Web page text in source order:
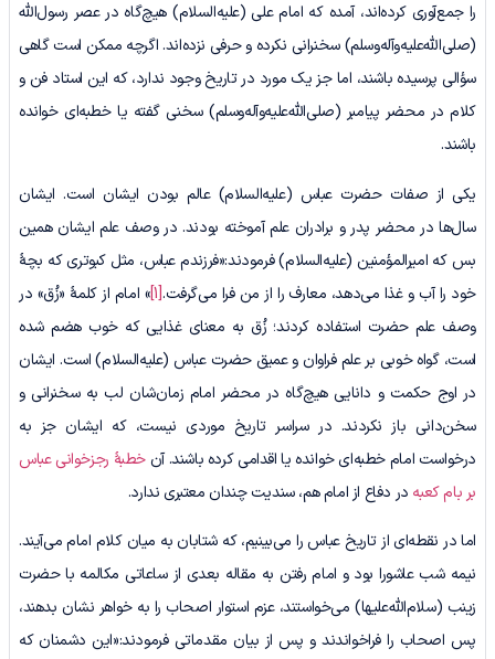
را جمع‌آوری کرده‌اند، آمده که امام علی (علیه‌السلام) هیچ‌گاه در عصر رسول‌الله
(صلی‌الله‌علیه‌وآله‌وسلم) سخنرانی نکرده و حرفی نزده‌اند. اگرچه ممکن است گاهی
سؤالی پرسیده باشند، اما جز یک مورد در تاریخ وجود ندارد، که این استاد فن و
کلام در محضر پیامبر (صلی‌الله‌علیه‌وآله‌وسلم) سخنی گفته یا خطبه‌ای خوانده
باشند.
یکی از صفات حضرت عباس (علیه‌السلام) عالم بودن ایشان است. ایشان
سال‌ها در محضر پدر و برادران علم آموخته بودند. در وصف علم ایشان همین‌
بس ‌که امیرالمؤمنین (علیه‌السلام) فرمودند:«فرزندم عباس، مثل کبوتری که بچۀ
خود را آب و غذا می‌دهد، معارف را از من فرا می‌گرفت.[1] » امام از کلمۀ «زُق» در
وصف علم حضرت استفاده کردند؛ زُق به معنای غذایی که خوب هضم شده
است، گواه خوبی بر علم فراوان و عمیق حضرت عباس (علیه‌السلام) است. ایشان
در اوج حکمت و دانایی هیچ‌گاه در محضر امام زمان‌شان لب به سخنرانی و
سخن‌دانی باز نکردند. در سراسر تاریخ موردی نیست، که ایشان جز به
درخواست امام خطبه‌ای خوانده یا اقدامی کرده باشند. آنخطبۀ رجزخوانی عباس
بر بام کعبه در دفاع از امام هم، سندیت چندان معتبری ندارد.
اما در نقطه‌ای از تاریخ عباس را می‌بینیم، که شتابان به میان کلام امام می‌آیند.
نیمه شب عاشورا بود و امام رفتن به مقاله بعدی از ساعاتی مکالمه با حضرت
زینب (سلام‌الله‌علیها) می‌خواستند، عزم استوار اصحاب را به خواهر نشان بدهند،
پس اصحاب را فراخواندند و پس از بیان مقدماتی فرمودند:«این دشمنان که